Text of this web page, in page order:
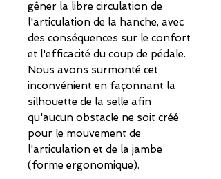
gêner la libre circulation de
l'articulation de la hanche, avec
des conséquences sur le confort
et l'efficacité du coup de pédale.
Nous avons surmonté cet
inconvénient en façonnant la
silhouette de la selle afin
qu'aucun obstacle ne soit créé
pour le mouvement de
l'articulation et de la jambe
(forme ergonomique).